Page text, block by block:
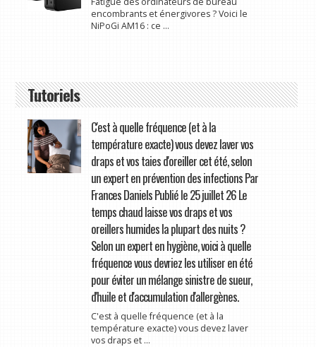
encombrants et énergivores ? Voici le
NiPoGi AM16 : ce ...
Tutoriels
C'est à quelle fréquence (et à la
température exacte) vous devez laver vos
draps et vos taies d'oreiller cet été, selon
un expert en prévention des infections Par
Frances Daniels Publié le 25 juillet 26 Le
temps chaud laisse vos draps et vos
oreillers humides la plupart des nuits ?
Selon un expert en hygiène, voici à quelle
fréquence vous devriez les utiliser en été
pour éviter un mélange sinistre de sueur,
d'huile et d'accumulation d'allergènes.
C'est à quelle fréquence (et à la
température exacte) vous devez laver
vos draps et ...